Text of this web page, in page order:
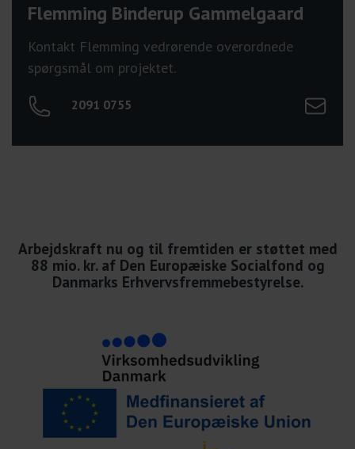
Flemming Binderup Gammelgaard
Kontakt Flemming vedrørende overordnede
spørgsmål om projektet.
2091 0755 Send
Arbejdskraft nu og til fremtiden er støttet med
88 mio. kr. af Den Europæiske Socialfond og
Danmarks Erhvervsfremmebestyrelse.